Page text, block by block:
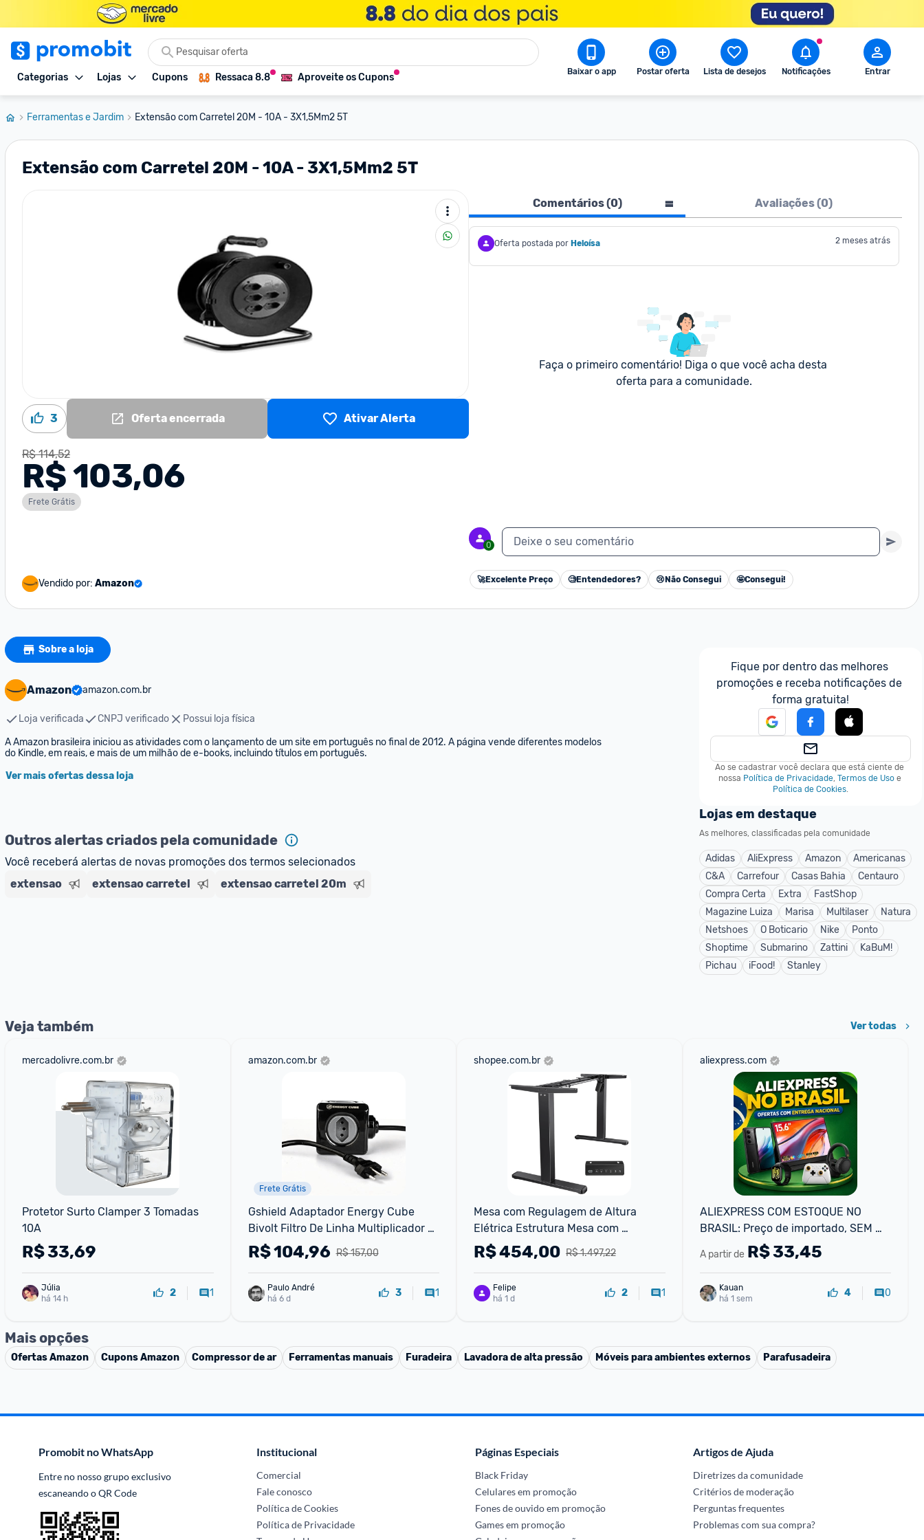
Categorias Lojas Cupons Ressaca 8.8 Aproveite os Cupons Baixar o app Postar oferta Lista de desejos Notificações Entrar
Ferramentas e Jardim Extensão com Carretel 20M - 10A - 3X1,5Mm2 5T
Extensão com Carretel 20M - 10A - 3X1,5Mm2 5T
3 Oferta encerrada Ativar Alerta
R$ 114,52
R$ 103,06
Frete Grátis
Vendido por: Amazon
Comentários (0) Avaliações (0)
Oferta postada por Heloísa 2 meses atrás
Faça o primeiro comentário! Diga o que você acha desta
oferta para a comunidade.
0 Deixe o seu comentário
🚀Excelente Preço 🧐Entendedores? 😢 Não Consegui 🤩Consegui!
Sobre a loja
Amazon amazon.com.br
Loja verificada CNPJ verificado
Possui loja física
A Amazon brasileira iniciou as atividades com o lançamento de um site em português no final de 2012. A página vende diferentes modelos
do Kindle, em reais, e mais de um milhão de e-books, incluindo títulos em português.
Ver mais ofertas dessa loja
Outros alertas criados pela comunidade
Você receberá alertas de novas promoções dos termos selecionados
extensao
extensao carretel extensao carretel 20m
Fique por dentro das melhores
promoções e receba notificações de
forma gratuita!
Ao se cadastrar você declara que está ciente de
nossa Política de Privacidade, Termos de Uso e
Política de Cookies.
Lojas em destaque
As melhores, classificadas pela comunidade
Adidas AliExpress Amazon
Americanas
C&A
Carrefour Casas Bahia
Centauro
Compra Certa
Extra
FastShop
Magazine Luiza
Marisa Multilaser
Natura
Netshoes
O Boticario Nike
Ponto
Shoptime
Submarino Zattini
KaBuM!
Pichau
iFood! Stanley
Veja também Ver todas
mercadolivre.com.br
Protetor Surto Clamper 3 Tomadas
10A
R$33,69
Júlia
há 14 h
2 1
amazon.com.br
Frete Grátis
Gshield Adaptador Energy Cube
Bivolt Filtro De Linha Multiplicador
De Tomadas 10A Com Proteção De
Sobretensão
R$ 157,00
R$104,96
Paulo André
há 6 d
3 1
shopee.com.br
Mesa com Regulagem de Altura
Elétrica Estrutura Mesa com
regulagem eletrônica e memória 72-
120cm
R$ 1.497,22
R$454,00
Felipe
há 1 d
2 1
aliexpress.com
ALIEXPRESS COM ESTOQUE NO
BRASIL: Preço de importado, SEM
TAXA e com entrega rápida (até 70%
OFF)!
A partir de R$33,45
Kauan
há 1 sem
4 0
Mais opções
OfertasAmazon CuponsAmazon Compressor de ar Ferramentas manuais Furadeira Lavadora de alta pressão Móveis para ambientes externos Parafusadeira
Promobit no WhatsApp
Entre no nosso grupo exclusivo
escaneando o QR Code
Institucional
Comercial
Fale conosco
Política de Cookies
Política de Privacidade
Páginas Especiais
Black Friday
Celulares em promoção
Fones de ouvido em promoção
Games em promoção
Artigos de Ajuda
Diretrizes da comunidade
Critérios de moderação
Perguntas frequentes
Problemas com sua compra?